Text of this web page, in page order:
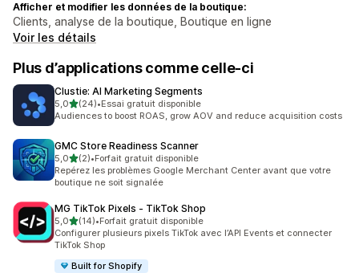
Afficher et modifier les données de la boutique:
Clients, analyse de la boutique, Boutique en ligne
Voir les détails
Plus d’applications comme celle-ci
Clustie: AI Marketing Segments
5,0étoile(s) sur 5
(24)
24 avis au total
•Essai gratuit disponible
Audiences to boost ROAS, grow AOV and reduce acquisition costs
GMC Store Readiness Scanner
5,0étoile(s) sur 5
(2)
2 avis au total
•Forfait gratuit disponible
Repérez les problèmes Google Merchant Center avant que votre
boutique ne soit signalée
MG TikTok Pixels ‑ TikTok Shop
5,0étoile(s) sur 5
(14)
14 avis au total
•Forfait gratuit disponible
Configurer plusieurs pixels TikTok avec l’API Events et connecter
TikTok Shop
Built for Shopify